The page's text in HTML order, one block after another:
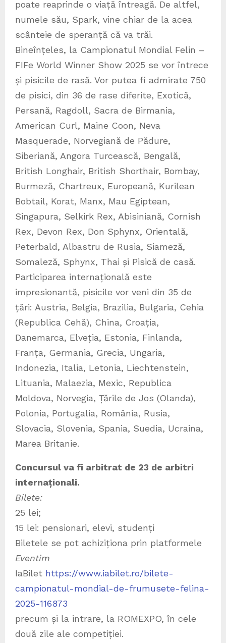
poate reaprinde o viață întreagă. De altfel,
numele său, Spark, vine chiar de la acea
scânteie de speranță că va trăi.
Bineînțeles, la Campionatul Mondial Felin –
FIFe World Winner Show 2025 se vor întrece
și pisicile de rasă. Vor putea fi admirate 750
de pisici, din 36 de rase diferite, Exotică,
Persană, Ragdoll, Sacra de Birmania,
American Curl, Maine Coon, Neva
Masquerade, Norvegiană de Pădure,
Siberiană, Angora Turcească, Bengală,
British Longhair, British Shorthair, Bombay,
Burmeză, Chartreux, Europeană, Kurilean
Bobtail, Korat, Manx, Mau Egiptean,
Singapura, Selkirk Rex, Abisiniană, Cornish
Rex, Devon Rex, Don Sphynx, Orientală,
Peterbald, Albastru de Rusia, Siameză,
Somaleză, Sphynx, Thai și Pisică de casă.
Participarea internațională este
impresionantă, pisicile vor veni din 35 de
țări: Austria, Belgia, Brazilia, Bulgaria, Cehia
(Republica Cehă), China, Croația,
Danemarca, Elveția, Estonia, Finlanda,
Franța, Germania, Grecia, Ungaria,
Indonezia, Italia, Letonia, Liechtenstein,
Lituania, Malaezia, Mexic, Republica
Moldova, Norvegia, Țările de Jos (Olanda),
Polonia, Portugalia, România, Rusia,
Slovacia, Slovenia, Spania, Suedia, Ucraina,
Marea Britanie.
Concursul va fi arbitrat de 23 de arbitri
internaționali.
Bilete:
25 lei;
15 lei: pensionari, elevi, studenți
Biletele se pot achiziționa prin platformele
Eventim
IaBilet https://www.iabilet.ro/bilete-
campionatul-mondial-de-frumusete-felina-
2025-116873
precum și la intrare, la ROMEXPO, în cele
două zile ale competiției.